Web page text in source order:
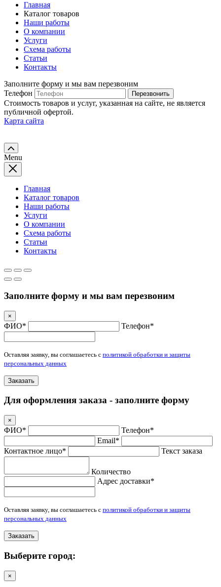
Главная
Каталог товаров
Наши работы
О компании
Услуги
Схема работы
Статьи
Контакты
Заполните форму и мы вам перезвоним
Телефон
Перезвонить
Стоимость товаров и услуг, указанная на сайте, не является
публичной офертой.
Карта сайта
Menu
Главная
Каталог товаров
Наши работы
Услуги
О компании
Схема работы
Статьи
Контакты
Заполните форму и мы вам перезвоним
×
ФИО* Телефон*
Оставляя заявку, вы соглашаетесь с политикой обработки и защиты
персональных данных
Заказать
Для оформления заказа - заполните форму
×
ФИО*
Телефон*
Email*
Контактное лицо*
Текст заказа
Количество
Адрес доставки*
Оставляя заявку, вы соглашаетесь с политикой обработки и защиты
персональных данных
Заказать
Выберите город:
×